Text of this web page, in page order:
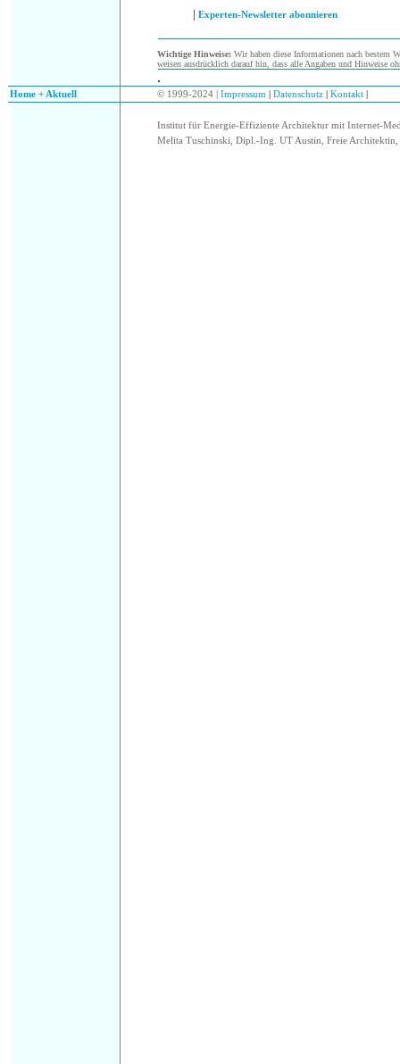
| Experten-Newsletter abonnieren
Wichtige Hinweise: Wir haben diese Informationen nach bestem
weisen ausdrücklich darauf hin, dass alle Angaben und Hinweise
.
Home + Aktuell © 1999-2024 | Impressum Datenschutz Kontakt
Institut für Energie-Effiziente Architektur mit Internet-
Melita Tuschinski, Dipl.-Ing. UT Austin, Freie Architektin,